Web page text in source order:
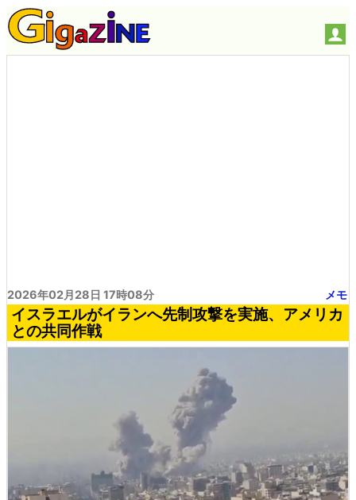
2026年02月28日 17時08分 メモ
イスラエルがイランへ先制攻撃を実施、アメリカ
との共同作戦